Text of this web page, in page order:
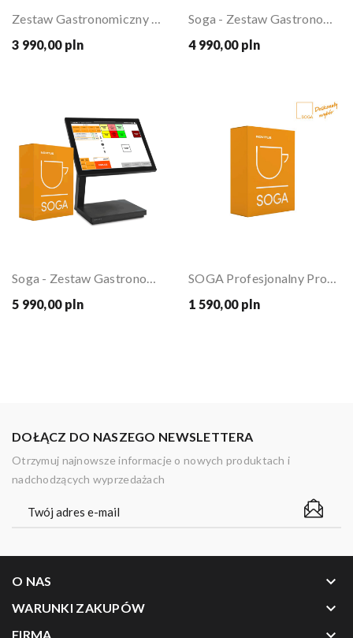
3 990,00 pln
4 990,00 pln
Soga - Zestaw Gastronomiczny MEGA
5 990,00 pln
SOGA Profesjonalny Program Gastronomiczny
1 590,00 pln
DOŁĄCZ DO NASZEGO NEWSLETTERA
Otrzymuj najnowsze informacje o nowych produktach i
nadchodzących wyprzedażach
O NAS keyboard_arrow_down
WARUNKI ZAKUPÓW keyboard_arrow_down
FIRMA